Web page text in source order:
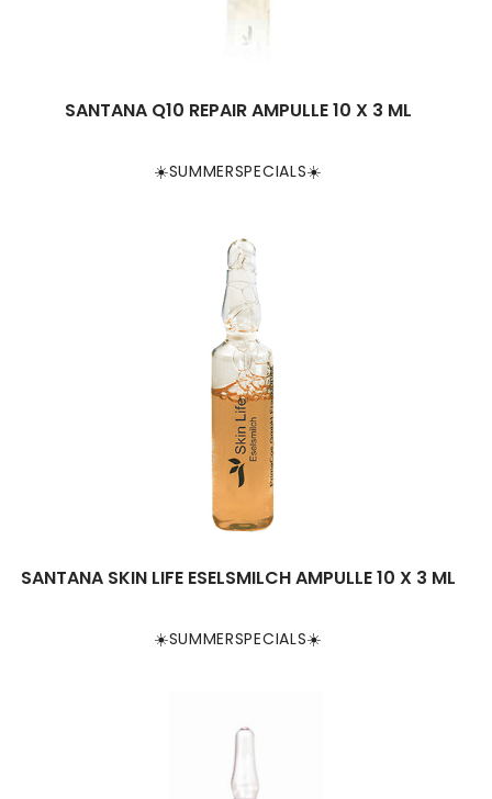
☀️SUMMERSPECIALS☀️
SANTANA Q10 REPAIR AMPULLE 10 X 3 ML
☀️SUMMERSPECIALS☀️
SANTANA SKIN LIFE ESELSMILCH AMPULLE 10 X 3 ML